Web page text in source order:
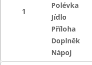
1
Polévka
Jídlo
Příloha
Doplněk
Nápoj